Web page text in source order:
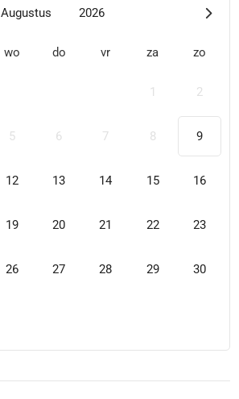
Augustus 2026
wo do vr za zo
1 2
5 6 7 8 9
12 13 14 15 16
19 20 21 22 23
26 27 28 29 30